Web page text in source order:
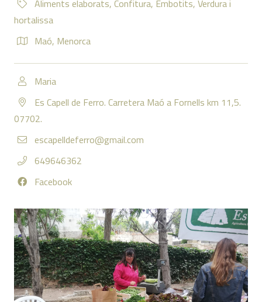
Aliments elaborats,Confitura, Embotits,Verdura i
hortalissa
Maó, Menorca
Maria
Es Capell de Ferro. Carretera Maó a Fornells km 11,5.
07702.
escapelldeferro@gmail.com
649646362
Facebook